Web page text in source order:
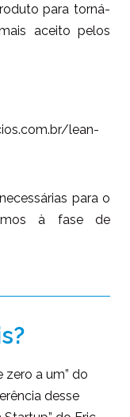
para torná-
aceito pelos
lean-
para o
à fase de
zero a um” do
desse